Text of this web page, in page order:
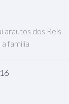
arautos dos Reis
a família